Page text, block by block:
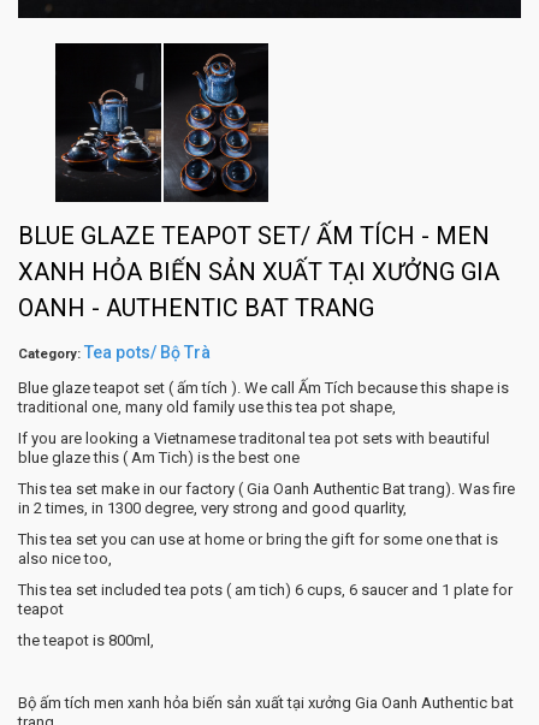
BLUE GLAZE TEAPOT SET/ ẤM TÍCH - MEN
XANH HỎA BIẾN SẢN XUẤT TẠI XƯỞNG GIA
OANH - AUTHENTIC BAT TRANG
Category: Tea pots/ Bộ Trà
Blue glaze teapot set ( ấm tích ). We call Ấm Tích because this shape is
traditional one, many old family use this tea pot shape,
If you are looking a Vietnamese traditonal tea pot sets with beautiful
blue glaze this ( Am Tich) is the best one
This tea set make in our factory ( Gia Oanh Authentic Bat trang). Was fire
in 2 times, in 1300 degree, very strong and good quarlity,
This tea set you can use at home or bring the gift for some one that is
also nice too,
This tea set included tea pots ( am tich) 6 cups, 6 saucer and 1 plate for
teapot
the teapot is 800ml,
Bộ ấm tích men xanh hỏa biến sản xuất tại xưởng Gia Oanh Authentic bat